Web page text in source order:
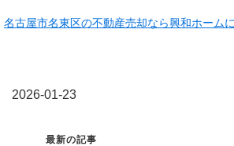
名古屋市名東区の不動産売却なら興和ホーム
2026-01-23
最新の記事